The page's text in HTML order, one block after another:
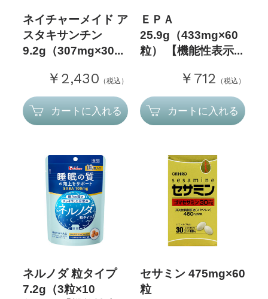
ネイチャーメイド ア
スタキサンチン
9.2g（307mg×30...
￥2,430 （税込）
カートに入れる
ＥＰＡ
25.9g（433mg×60
粒） 【機能性表示...
￥712 （税込）
カートに入れる
ネルノダ 粒タイプ
7.2g（3粒×10
セサミン 475mg×60
粒